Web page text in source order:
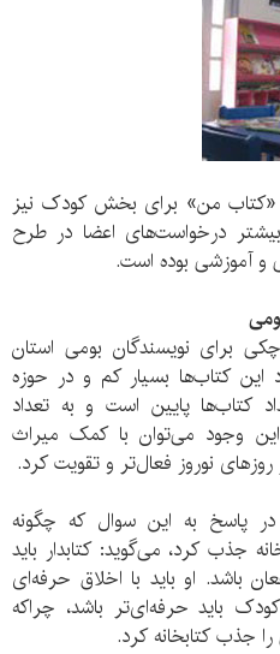
«کتاب من» برای بخش کودک نیز
درخواست‌های اعضا در طرح
و آموزشی بوده است.
برای نویسندگان بومی استان
کتاب‌ها بسیار کم و در حوزه
کتاب‌ها پایین است و به تعداد
وجود می‌توان با کمک میراث
نوروز فعال‌تر و تقویت کرد.
پاسخ به این سوال که چگونه
جذب کرد، می‌گوید: کتابدار باید
باشد. او باید با اخلاق حرفه‌ای
باید حرفه‌ای‌تر باشد، چراکه
جذب کتابخانه کرد.